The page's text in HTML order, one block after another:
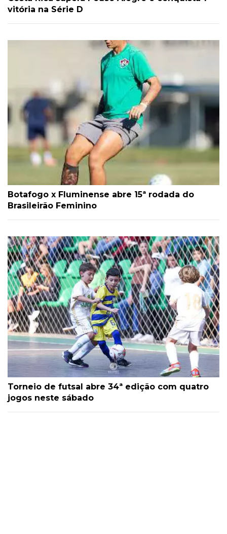
vitória na Série D
Botafogo x Fluminense abre 15ª rodada do
Brasileirão Feminino
Torneio de futsal abre 34ª edição com quatro
jogos neste sábado